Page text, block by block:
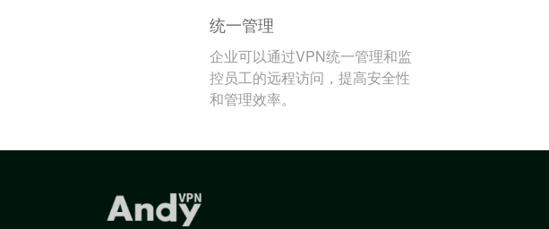
统一管理
企业可以通过VPN统一管理和监
控员工的远程访问，提高安全性
和管理效率。